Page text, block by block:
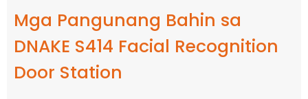
Mga Pangunang Bahin sa
DNAKE S414 Facial Recognition
Door Station